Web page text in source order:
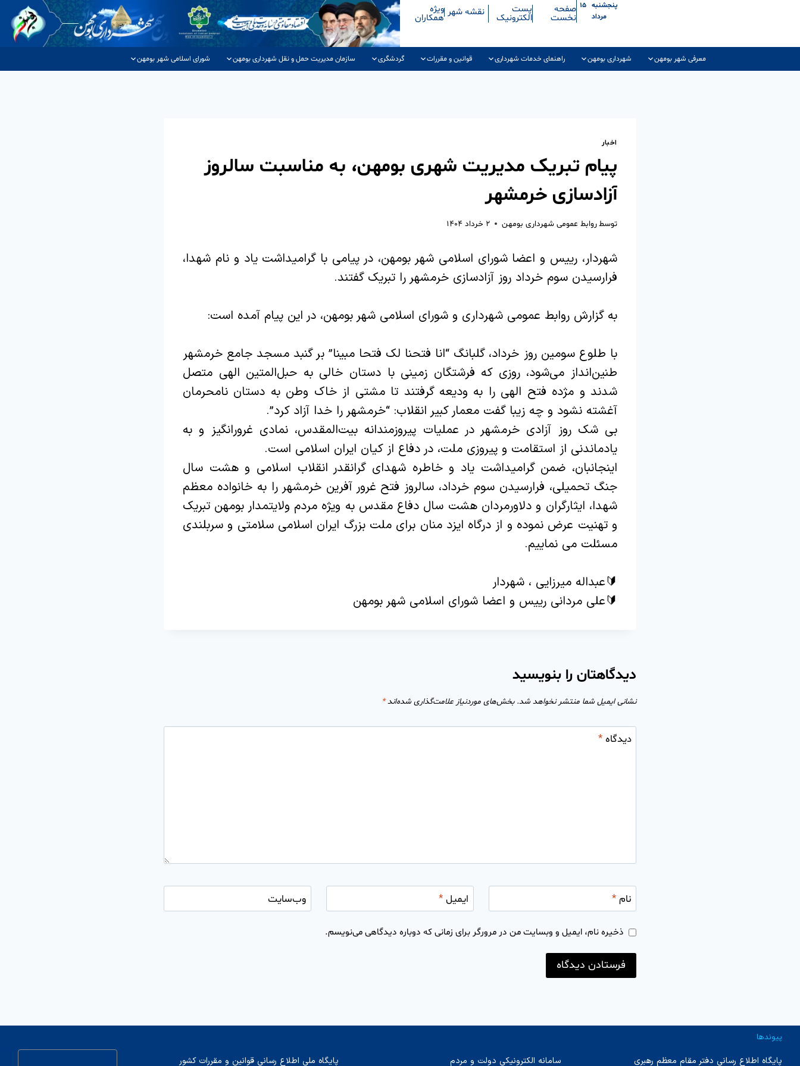
پنجشنبه ۱۵
مرداد
صفحه
نخست
پست
الکترونیک نقشه شهر ویژه
همکاران
معرفی شهر بومهن شهرداری بومهن راهنمای خدمات شهرداری قوانین و مقررات گردشگری سازمان مدیریت حمل و نقل شهرداری بومهن شورای اسلامی شهر بومهن
اخبار
پیام تبریک مدیریت شهری بومهن، به مناسبت سالروز
آزادسازی خرمشهر
توسطروابط عمومی شهرداری بومهن ۲ خرداد ۱۴۰۴
شهردار، رییس و اعضا شورای اسلامی شهر بومهن، در پیامی با گرامیداشت یاد و نام شهدا،
فرارسیدن سوم خرداد روز آزاد‌سازی خرمشهر را تبریک گفتند.
به گزارش روابط عمومی شهرداری و شورای اسلامی شهر بومهن، در این پیام آمده است:
با طلوع سومین روز خرداد، گلبانگ “انا فتحنا لک فتحا مبینا” بر گنبد مسجد جامع خرمشهر
طنین‌انداز می‌شود، روزی که فرشتگان زمینی با دستان خالی به حبل‌المتین الهی متصل
شدند و مژده فتح الهی را به ودیعه گرفتند تا مشتی از خاک وطن به دستان نامحرمان
آغشته نشود و چه زیبا گفت معمار کبیر انقلاب: “خرمشهر را خدا آزاد کرد”.
بی شک روز آزادی خرمشهر در عملیات پیروزمندانه بیت‌المقدس، نمادی غرورانگیز و به
یادماندنی از استقامت و پیروزی ملت، در دفاع از کیان ایران اسلامی است.
اینجانبان، ضمن گرامیداشت یاد و خاطره شهدای گرانقدر انقلاب اسلامی و هشت سال
جنگ تحمیلی، فرارسیدن سوم خرداد، سالروز فتح غرور آفرین خرمشهر را به خانواده معظم
شهدا، ایثارگران و دلاورمردان هشت سال دفاع مقدس به ویژه مردم ولایتمدار بومهن تبریک
و تهنیت عرض نموده و از درگاه ایزد منان برای ملت بزرگ ایران اسلامی سلامتی و سربلندی
مسئلت می نماییم.
🔰عبداله میرزایی ، شهردار
🔰علی مردانی رییس و اعضا شورای اسلامی شهر بومهن
دیدگاهتان را بنویسید
نشانی ایمیل شما منتشر نخواهد شد. بخش‌های موردنیاز علامت‌گذاری شده‌اند*
دیدگاه*
نام* ایمیل * وب‌سایت
ذخیره نام، ایمیل و وبسایت من در مرورگر برای زمانی که دوباره دیدگاهی می‌نویسم.
پیوندها
پایگاه اطلاع رسانی دفتر مقام معظم رهبری سامانه الکترونیکی دولت و مردم پایگاه ملی اطلاع رسانی قوانین و مقررات کشور